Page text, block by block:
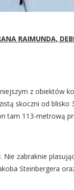
RAIMUNDA,
z obiektów
skoczni od blisko
tam 113-metrową
zabraknie
Steinbergera